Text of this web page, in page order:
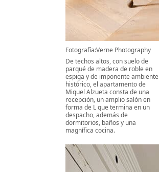
Fotografía:Verne Photography
De techos altos, con suelo de
parqué de madera de roble en
espiga y de imponente ambiente
histórico, el apartamento de
Miquel Alzueta consta de una
recepción, un amplio salón en
forma de L que termina en un
despacho, además de
dormitorios, baños y una
magnífica cocina.